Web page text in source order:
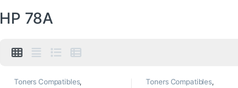
HP 78A
Toners Compatibles,
Toners Compatibles,